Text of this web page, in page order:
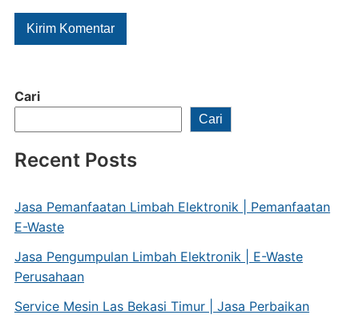
Cari
Cari
Recent Posts
Jasa Pemanfaatan Limbah Elektronik | Pemanfaatan
E-Waste
Jasa Pengumpulan Limbah Elektronik | E-Waste
Perusahaan
Service Mesin Las Bekasi Timur | Jasa Perbaikan